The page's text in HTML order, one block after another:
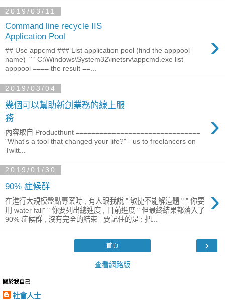
2019/03/11
Command line recycle IIS
Application Pool
›
## Use appcmd ### List application pool (find the apppool
name) ``` C:\Windows\System32\inetsrv\appcmd.exe list
apppool ==== the result ==...
2019/03/04
幾個可以幫助新創業務的線上服
務
›
內容取自 Producthunt ===============================
"What's a tool that changed your life?" - us to freelancers on
Twitt...
2019/01/30
90% 症候群 ›
在進行大規模盤點專案時 , 有人跟我說 " 敏捷不能解這題 " " 你要
用 water fall" " 你要列出總進度 , 目前進度 " 但最終結果都落入了
90% 症候群 , 沒有完全的結束 要記住的是 : 把...
›
首頁
查看網路版
關於我自己
社會人士